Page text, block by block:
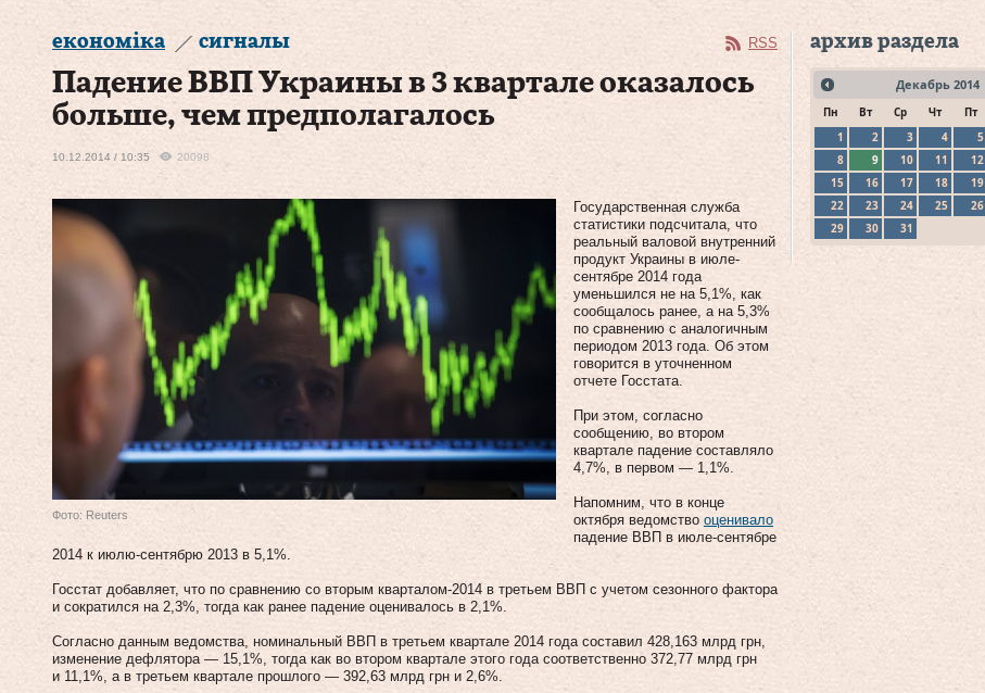
економіка сигналы RSS
Падение ВВП Украины в 3 квартале оказалось
больше, чем предполагалось
10.12.2014 / 10:35 20098
Фото: Reuters
Государственная служба
статистики подсчитала, что
реальный валовой внутренний
продукт Украины в июле-
сентябре 2014 года
уменьшился не на 5,1%, как
сообщалось ранее, а на 5,3%
по сравнению с аналогичным
периодом 2013 года. Об этом
говорится в уточненном
отчете Госстата.
При этом, согласно
сообщению, во втором
квартале падение составляло
4,7%, в первом — 1,1%.
Напомним, что в конце
октября ведомство оценивало
падение ВВП в июле-сентябре
2014 к июлю-сентябрю 2013 в 5,1%.
Госстат добавляет, что по сравнению со вторым кварталом-2014 в третьем ВВП с учетом сезонного фактора
и сократился на 2,3%, тогда как ранее падение оценивалось в 2,1%.
Согласно данным ведомства, номинальный ВВП в третьем квартале 2014 года составил 428,163 млрд грн,
изменение дефлятора — 15,1%, тогда как во втором квартале этого года соответственно 372,77 млрд грн
и 11,1%, а в третьем квартале прошлого — 392,63 млрд грн и 2,6%.
архив раздела
Декабрь 2014
Пн Вт Ср Чт Пт
1
2 3 4 5
8
9 10 11 12
15
16 17 18 19
22
23 24 25 26
29
30 31